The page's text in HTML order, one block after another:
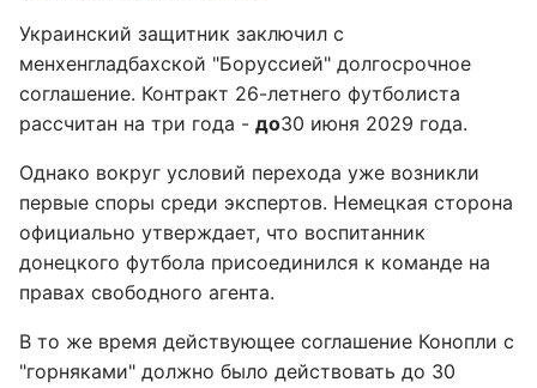
Украинский защитник заключил с
менхенгладбахской "Боруссией" долгосрочное
соглашение. Контракт 26-летнего футболиста
рассчитан на три года - до30 июня 2029 года.
Однако вокруг условий перехода уже возникли
первые споры среди экспертов. Немецкая сторона
официально утверждает, что воспитанник
донецкого футбола присоединился к команде на
правах свободного агента.
В то же время действующее соглашение Конопли с
"горняками" должно было действовать до 30